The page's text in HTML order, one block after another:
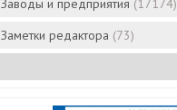
Заводы и предприятия (17174)
Заметки редактора (73)